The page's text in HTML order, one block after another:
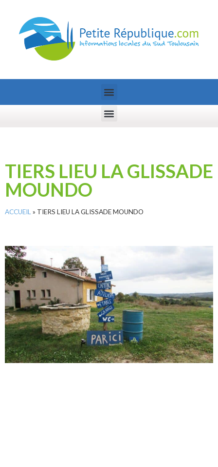
TIERS LIEU LA GLISSADE
MOUNDO
ACCUEIL » TIERS LIEU LA GLISSADE MOUNDO